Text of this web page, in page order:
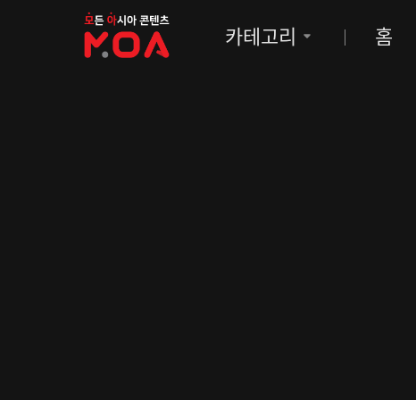
MOA
카테고리 홈